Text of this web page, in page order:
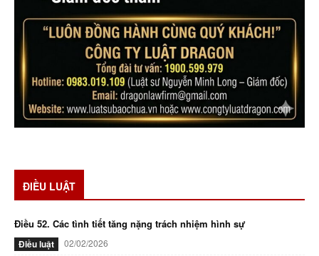
ĐIỀU LUẬT
Điều 52. Các tình tiết tăng nặng trách nhiệm hình sự
Điều luật 02/02/2026